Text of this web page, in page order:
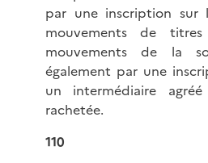
par une inscription sur
mouvements de
mouvements de la
également par une
un intermédiaire
rachetée.
110